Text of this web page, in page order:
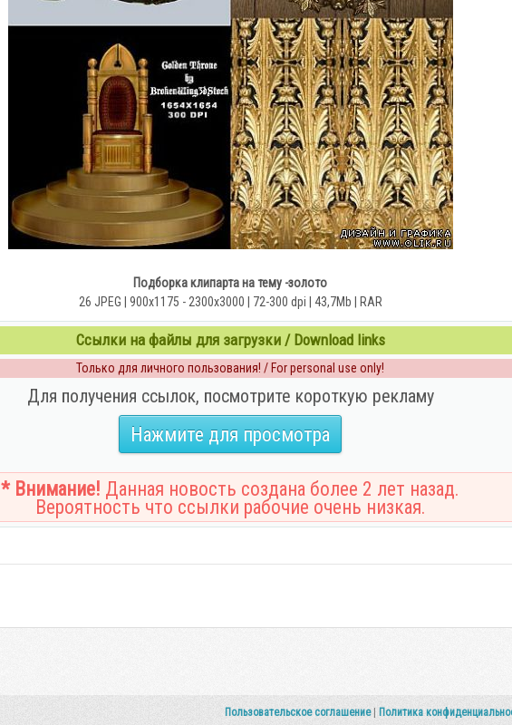
Подборка клипарта на тему -золото
26 JPEG | 900x1175 - 2300x3000 | 72-300 dpi | 43,7Mb | RAR
Ссылки на файлы для загрузки / Download links
Только для личного пользования! / For personal use only!
Для получения ссылок, посмотрите короткую рекламу
Нажмите для просмотра
* Внимание! Данная новость создана более 2 лет назад.
Вероятность что ссылки рабочие очень низкая.
Пользовательское соглашение Политика